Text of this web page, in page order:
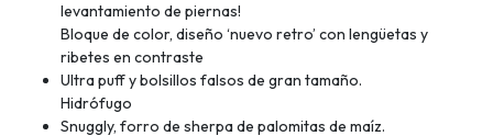
levantamiento de piernas!
Bloque de color, diseño ‘nuevo retro’ con lengüetas y
ribetes en contraste
Ultra puff y bolsillos falsos de gran tamaño.
Hidrófugo
Snuggly, forro de sherpa de palomitas de maíz.